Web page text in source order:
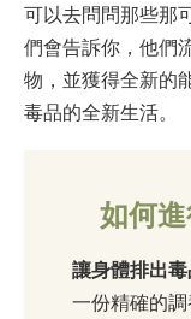
可以去問問那些那
們會告訴你，他們
物，並獲得全新的
毒品的全新生活。
如何
讓身體排出毒
一份精確的